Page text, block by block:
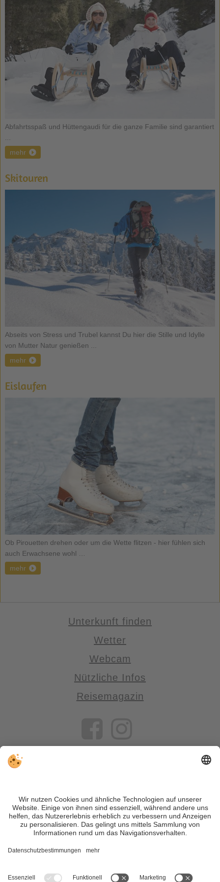
Abfahrtsspaß und Hüttengaudi für die ganze Familie sind garantiert
mehr
Skitouren
Abseits von Stress und Trubel kannst Du hier die Stille und Idylle
von Mutter Natur genießen ...
mehr
Eislaufen
Ob Pirouetten drehen oder um die Wette flitzen - hier fühlen sich
auch Erwachsene wohl …
mehr
Unterkunft finden
Wetter
Webcam
Nützliche Infos
Reisemagazin
VIVOSüdtirol ist das Reiseportal für alle, die Südtirol nicht nur
besuchen, sondern wirklich erleben wollen – inklusive Tipps,
tollen Unterkünften und Angeboten.
Trotz genauer Arbeit und ständigem Aktualisieren der Inhalte,
Informieren Sie sich sicherheitshalber nochmals beim